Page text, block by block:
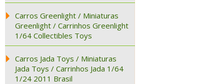
Carros Greenlight / Miniaturas
Greenlight / Carrinhos Greenlight
1/64 Collectibles Toys
Carros Jada Toys / Miniaturas
Jada Toys / Carrinhos Jada 1/64
1/24 2011 Brasil